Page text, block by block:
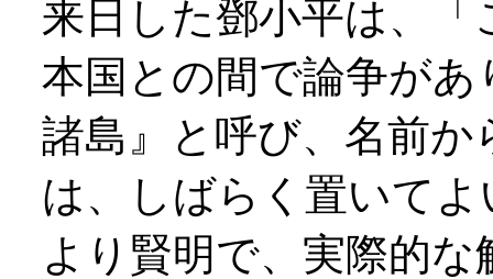
来日した鄧小平は、
本国との間で論争が
諸島』と呼び、名前
は、しばらく置いて
より賢明で、実際的